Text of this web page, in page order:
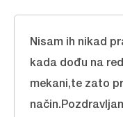
Nisam ih nikad
kada dođu na
mekani,te zato